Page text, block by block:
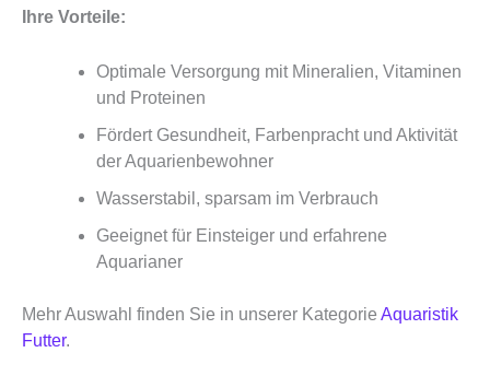
Ihre Vorteile:
Optimale Versorgung mit Mineralien, Vitaminen
und Proteinen
Fördert Gesundheit, Farbenpracht und Aktivität
der Aquarienbewohner
Wasserstabil, sparsam im Verbrauch
Geeignet für Einsteiger und erfahrene
Aquarianer
Mehr Auswahl finden Sie in unserer Kategorie Aquaristik
Futter.